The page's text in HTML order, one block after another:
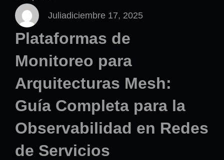
Juliadiciembre 17, 2025
Plataformas de
Monitoreo para
Arquitecturas Mesh:
Guía Completa para la
Observabilidad en Redes
de Servicios